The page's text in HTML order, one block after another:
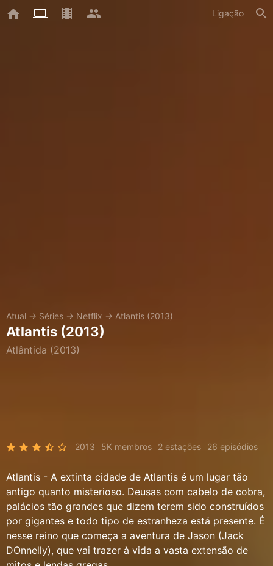
Ligação
Atual → Séries → Netflix → Atlantis (2013)
Atlantis (2013)
Atlântida (2013)
2013 5K membros 2 estações 26 episódios
Atlantis - A extinta cidade de Atlantis é um lugar tão
antigo quanto misterioso. Deusas com cabelo de cobra,
palácios tão grandes que dizem terem sido construídos
por gigantes e todo tipo de estranheza está presente. É
nesse reino que começa a aventura de Jason (Jack
DOnnelly), que vai trazer à vida a vasta extensão de